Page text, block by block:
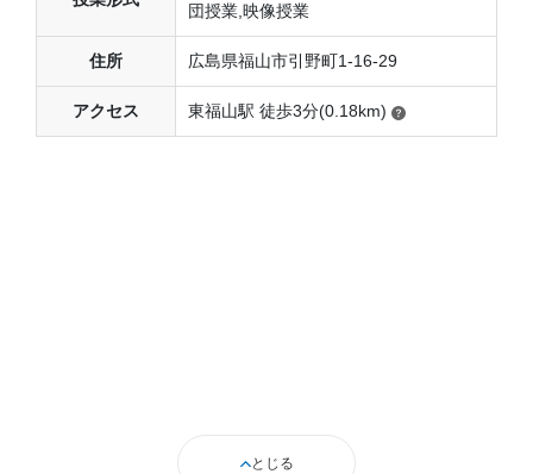
団授業,映像授業
住所 広島県福山市引野町1-16-29
アクセス 東福山駅 徒歩3分(0.18km)
とじる